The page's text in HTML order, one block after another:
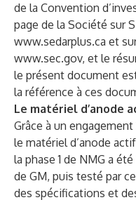
de la Convention
page de la Société sur
www.sedarplus.ca et
www.sec.gov, et le
le présent document
la référence à ces
Le matériel d’anode
Grâce à un
le matériel d’anode
la phase 1 de NMG a
de GM, puis testé par
des spécifications et